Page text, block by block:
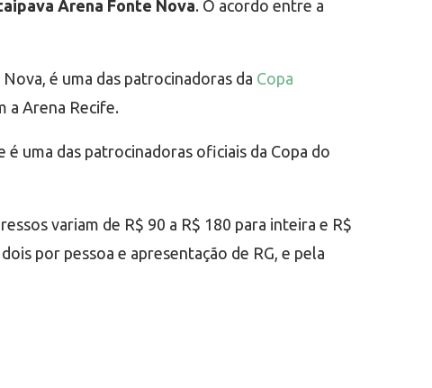
Arena Fonte Nova. O acordo entre a
é uma das patrocinadoras da Copa
a Arena Recife.
uma das patrocinadoras oficiais da Copa do
variam de R$ 90 a R$ 180 para inteira e R$
por pessoa e apresentação de RG, e pela